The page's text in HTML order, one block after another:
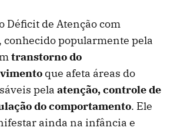
Déficit de Atenção com
popularmente pela
transtorno do
que afeta áreas do
pela atenção, controle de
do comportamento. Ele
ainda na infância e